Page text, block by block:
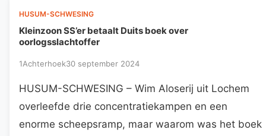
HUSUM-SCHWESING
Kleinzoon SS’er betaalt Duits boek over
oorlogsslachtoffer
1Achterhoek30 september 2024
HUSUM-SCHWESING – Wim Aloserij uit Lochem
overleefde drie concentratiekampen en een
enorme scheepsramp, maar waarom was het boek